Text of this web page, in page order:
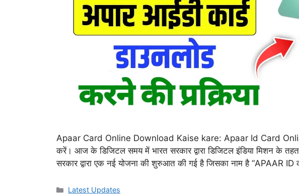
Apaar Card Online Download Kaise kare: Apaar Id Card
करें। आज के डिजिटल समय में भारत सरकार द्वारा डिजिटल इंडिया मिशन के
सरकार द्वारा एक नई योजना की शुरुआत की गई है जिसका नाम है “APAAR ID
Categories
Latest Updates